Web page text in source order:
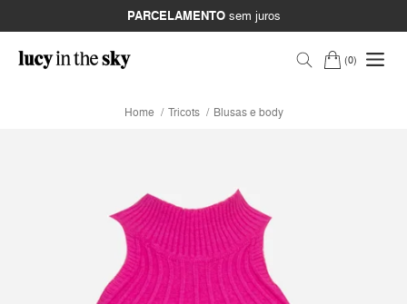
PARCELAMENTOsem juros
0
Home Tricots Blusas e body